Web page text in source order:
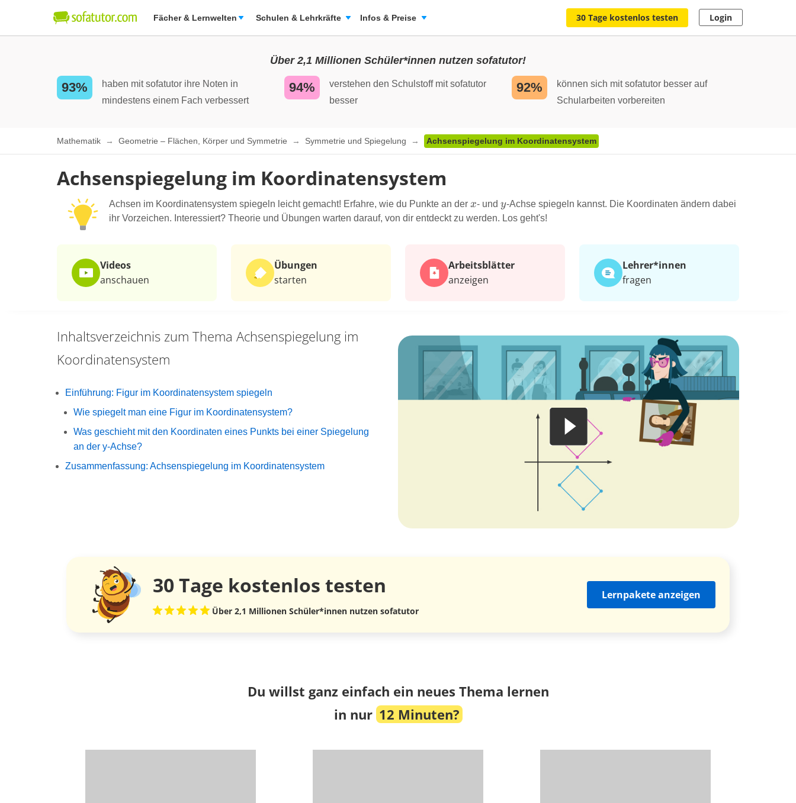
Fächer & Lernwelten Schulen & Lehrkräfte Infos & Preise 30 Tage kostenlos testen Login
Über 2,1 Millionen Schüler*innen nutzen sofatutor!
93%
haben mit sofatutor ihre Noten in
mindestens einem Fach verbessert
94%
verstehen den Schulstoff mit sofatutor
besser
92%
können sich mit sofatutor besser auf
Schularbeiten vorbereiten
Mathematik Geometrie – Flächen, Körper und Symmetrie Symmetrie und Spiegelung Achsenspiegelung im Koordinatensystem
Achsenspiegelung im Koordinatensystem
Achsen im Koordinatensystem spiegeln leicht gemacht! Erfahre, wie du Punkte an der x
x- und y
y-Achse spiegeln kannst. Die Koordinaten ändern dabei
ihr Vorzeichen. Interessiert? Theorie und Übungen warten darauf, von dir entdeckt zu werden. Los geht's!
Videos
anschauen
Übungen
starten
Arbeits­blätter
anzeigen
Lehrer*​innen
fragen
Inhaltsverzeichnis zum Thema Achsenspiegelung im
Koordinatensystem
Einführung: Figur im Koordinatensystem spiegeln
Wie spiegelt man eine Figur im Koordinatensystem?
Was geschieht mit den Koordinaten eines Punkts bei einer Spiegelung
an der y-Achse?
Zusammenfassung: Achsenspiegelung im Koordinatensystem
30 Tage kostenlos testen
Über 2,1 Millionen Schüler*innen nutzen sofatutor
Lernpakete anzeigen
Du willst ganz einfach ein neues Thema lernen
in nur 12 Minuten?